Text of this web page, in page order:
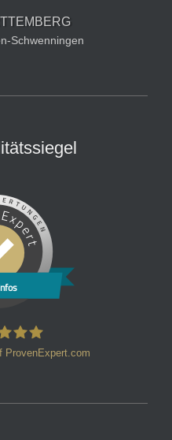
Schwenningen
ProvenExpert.com